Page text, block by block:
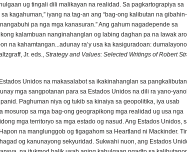
ug tingali dili malikayan na realidad. Sa pagkartograpiya sa
kagahuman,” iyang na tag-an ang “bag-ong kalibutan na gibahin-
pa nga mga kanasuran.” Ang gahum nagadepende sa
kalambuan nanginahanglan og labing daghan pa na lawak
na kahamtangan...adunay ra’y usa ka kasiguradoan:
Jr. eds., Strategy and Values: Selected Writings of Robert
Unidos na makasalabot sa ikakinahanglan sa
mga sangpotanan para sa Estados Unidos na dili ra yano-
Paghuman niya og tukib sa kinaiya sa geopolitika, iya usab
sa mga bag-ong geograpikong mga realidad ug usa nga
mga territoryo sa mga estado og nasud. Ang Estados Unidos,
na manglunggob og tigagahom sa Heartland ni Mackinder.
og kanunayong sekyuridad. Sukwahi nuon, ang Estados